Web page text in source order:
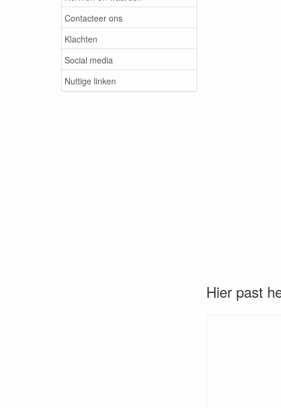
Contacteer ons
Klachten
Social media
Nuttige linken
Hier past